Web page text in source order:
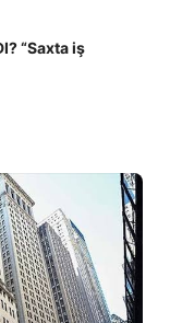
“Saxta iş